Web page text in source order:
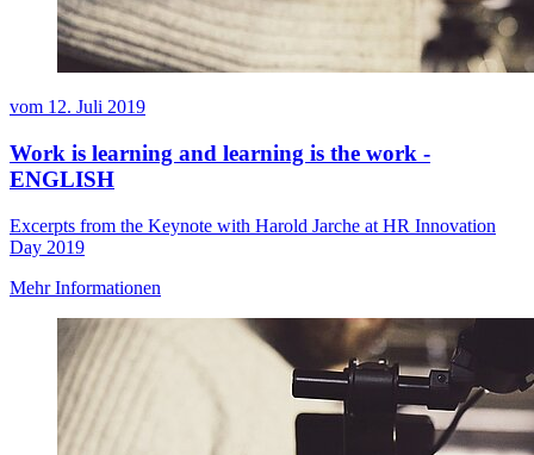
vom 12. Juli 2019
Work is learning and learning is the work -
ENGLISH
Excerpts from the Keynote with Harold Jarche at HR Innovation
Day 2019
Mehr Informationen